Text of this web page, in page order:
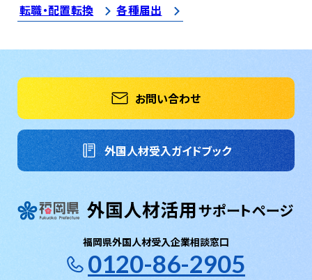
転職・配置転換
各種届出
お問い合わせ
外国人材受入ガイドブック
福岡県外国人材受入企業相談窓口
0120-86-2905